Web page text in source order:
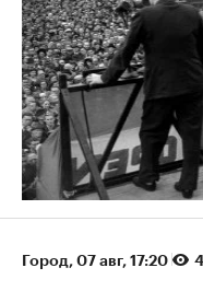
Город⁠, 07 авг, 17:20